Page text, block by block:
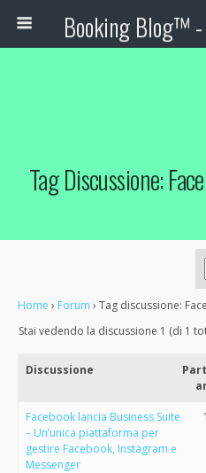
Tag Discussione:
Home › Forum › Tag discussione:
Stai vedendo la discussione 1 (di 1
Discussione
Facebook lancia Business Suite
– Un’unica piattaforma per
gestire Facebook, Instagram e
Messenger
1